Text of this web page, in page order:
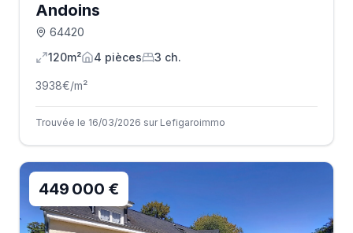
Andoins
64420
120m²
4 pièces 3 ch.
3938€/m²
Trouvée le 16/03/2026 sur Lefigaroimmo
449 000 €